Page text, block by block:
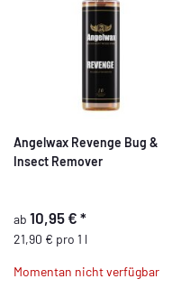
Angelwax Revenge Bug &
Insect Remover
ab 10,95 € *
21,90 € pro 1 l
Momentan nicht verfügbar